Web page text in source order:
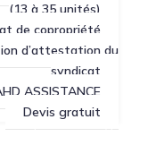
(13 à 35 unités)
de copropriété
d’attestation du
syndicat
ASSISTANCE
Devis gratuit
sur la copropriété